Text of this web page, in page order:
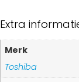
Extra
Merk
Toshiba